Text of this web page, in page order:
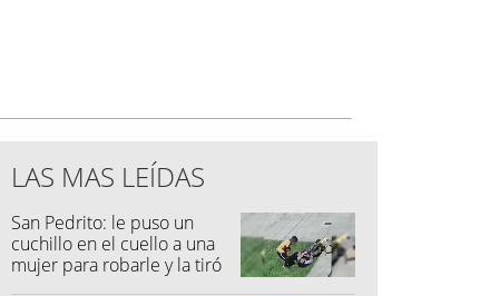
LAS MAS LEÍDAS
San Pedrito: le puso un
cuchillo en el cuello a una
mujer para robarle y la tiró